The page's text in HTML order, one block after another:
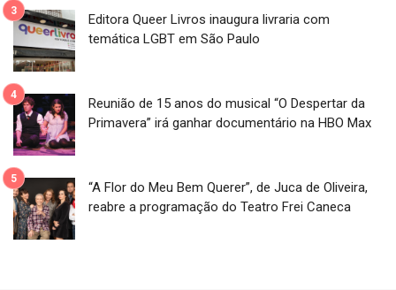
Editora Queer Livros inaugura livraria com
temática LGBT em São Paulo
Reunião de 15 anos do musical “O Despertar da
Primavera” irá ganhar documentário na HBO Max
“A Flor do Meu Bem Querer”, de Juca de Oliveira,
reabre a programação do Teatro Frei Caneca